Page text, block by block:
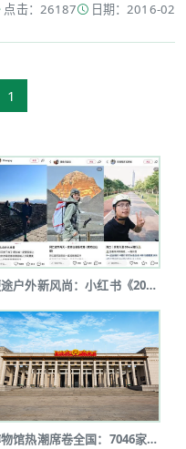
点击：26187 日期：2016-02-
1
短途户外新风尚：小红书《2025上半...
博物馆热潮席卷全国：7046家博物馆...